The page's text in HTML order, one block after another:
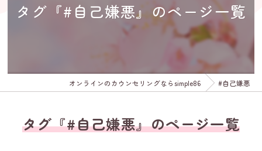
タグ『#自己嫌悪』のページ一覧
オンラインのカウンセリングならsimple86 #自己嫌悪
タグ『#自己嫌悪』のページ一覧